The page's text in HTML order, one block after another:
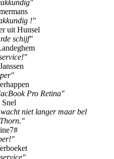
!"
uit Hunsel
schijf"
Pro Retina"
Snel
niet langer maar bel